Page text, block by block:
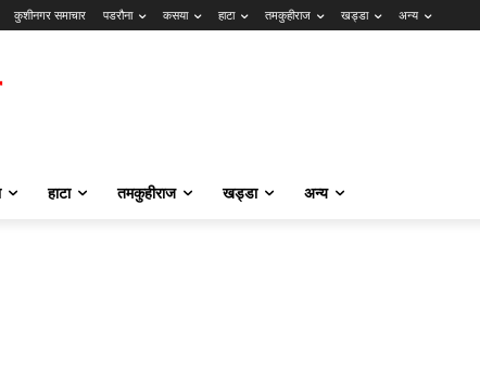
कुशीनगर समाचार पडरौना कसया हाटा तमकुहीराज खड्डा अन्य
हाटा तमकुहीराज खड्डा अन्य